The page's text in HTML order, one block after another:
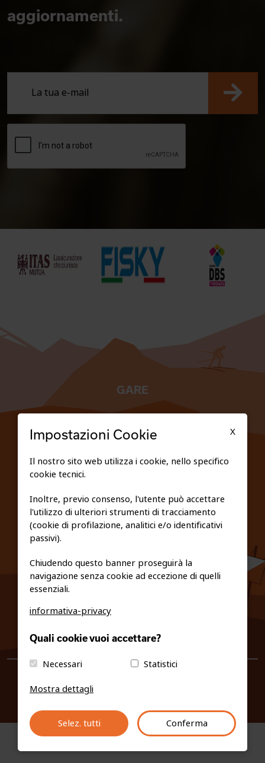
aggiornamenti.
GARE
PRIVACY E COOKIE POLICY
info@fiso.it|fiso@pec-mail.eu
X
Impostazioni Cookie
Il nostro sito web utilizza i cookie, nello specifico
cookie tecnici.
Inoltre, previo consenso, l'utente può accettare
l'utilizzo di ulteriori strumenti di tracciamento
(cookie di profilazione, analitici e/o identificativi
passivi).
Chiudendo questo banner proseguirà la
navigazione senza cookie ad eccezione di quelli
essenziali.
informativa-privacy
Quali cookie vuoi accettare?
Necessari
Statistici
Mostra dettagli
Selez. tutti Conferma